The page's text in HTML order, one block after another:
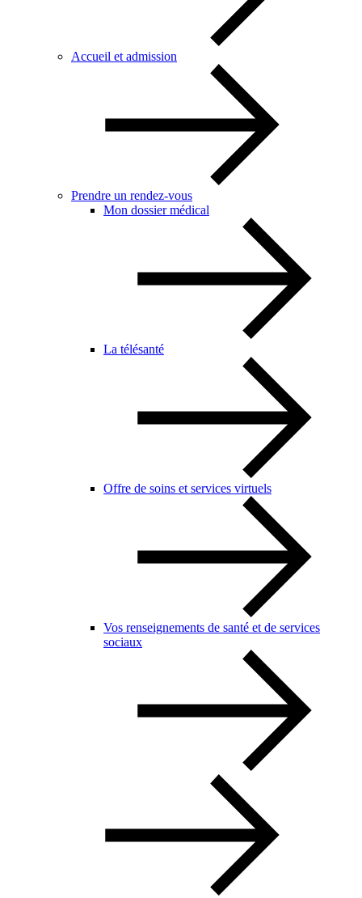
Accueil et admission
Prendre un rendez-vous
Mon dossier médical
La télésanté
Offre de soins et services virtuels
Vos renseignements de santé et de services
sociaux